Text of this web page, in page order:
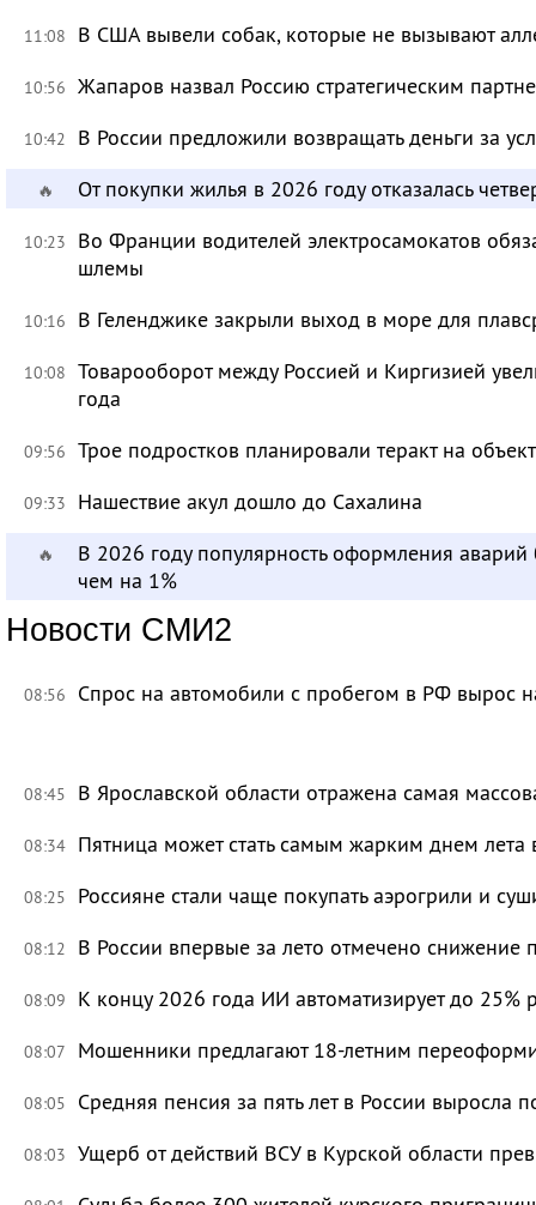
11:08 В США вывели собак, которые не вызывают
10:56 Жапаров назвал Россию стратегическим
10:42 В России предложили возвращать деньги за
🔥 От покупки жилья в 2026 году отказалась
10:23
Во Франции водителей электросамокатов
шлемы
10:16 В Геленджике закрыли выход в море для
10:08 Товарооборот между Россией и Киргизией
года
09:56 Трое подростков планировали теракт на
09:33 Нашествие акул дошло до Сахалина
🔥
В 2026 году популярность оформления
чем на 1%
Новости СМИ2
08:56 Спрос на автомобили с пробегом в РФ вырос
08:45 В Ярославской области отражена самая
08:34 Пятница может стать самым жарким днем лета
08:25 Россияне стали чаще покупать аэрогрили и
08:12 В России впервые за лето отмечено снижение
08:09 К концу 2026 года ИИ автоматизирует до 25%
08:07 Мошенники предлагают 18-летним
08:05 Средняя пенсия за пять лет в России выросла
08:03 Ущерб от действий ВСУ в Курской области